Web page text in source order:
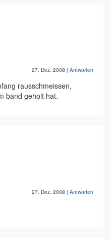
27. Dez. 2008 | Antworten
rausschmeissen,
band geholt hat.
27. Dez. 2008 | Antworten